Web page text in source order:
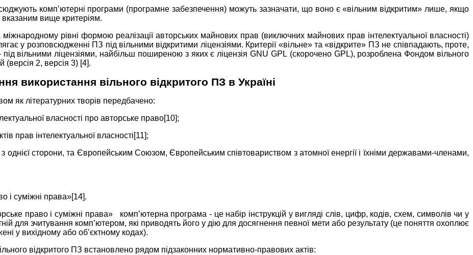
комп’ютерні програми (програмне забезпечення) можуть зазначати, що воно є «вільним відкритим» лише, якщо
вище критеріям.
рівні формою реалізації авторських майнових прав (виключних майнових прав інтелектуальної власності)
у розповсюдженні ПЗ під вільними відкритими ліцензіями. Критерії «вільне» та «відкрите» ПЗ не співпадають, проте,
вільними ліцензіями, найбільш поширеною з яких є ліцензіяGNU GPL (скорочено GPL), розроблена Фондом вільного
(версія 2, версія 3) [4].
використання вільного відкритого ПЗ в Україні
як літературних творів передбачено:
власності про авторське право[10];
прав інтелектуальної власності[11];
однієї сторони, та Європейським Союзом, Європейським співтовариством з атомної енергії і їхніми державами-членами,
і суміжні права»[14].
право і суміжні права» комп’ютерна програма - це набір інструкцій у вигляді слів, цифр, кодів, схем, символів чи у
для зчитування комп’ютером, які приводять його у дію для досягнення певної мети або результату (це поняття охоплює
у вихідному або об’єктному кодах).
відкритого ПЗ встановлено рядом підзаконних нормативно-правових актів: